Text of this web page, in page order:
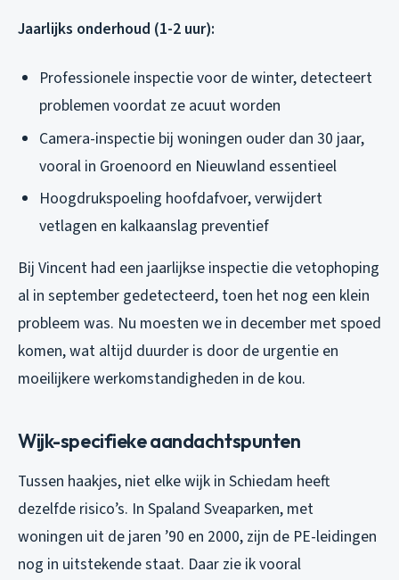
Jaarlijks onderhoud (1-2 uur):
Professionele inspectie voor de winter, detecteert
problemen voordat ze acuut worden
Camera-inspectie bij woningen ouder dan 30 jaar,
vooral in Groenoord en Nieuwland essentieel
Hoogdrukspoeling hoofdafvoer, verwijdert
vetlagen en kalkaanslag preventief
Bij Vincent had een jaarlijkse inspectie die vetophoping
al in september gedetecteerd, toen het nog een klein
probleem was. Nu moesten we in december met spoed
komen, wat altijd duurder is door de urgentie en
moeilijkere werkomstandigheden in de kou.
Wijk-specifieke aandachtspunten
Tussen haakjes, niet elke wijk in Schiedam heeft
dezelfde risico’s. In Spaland Sveaparken, met
woningen uit de jaren ’90 en 2000, zijn de PE-leidingen
nog in uitstekende staat. Daar zie ik vooral